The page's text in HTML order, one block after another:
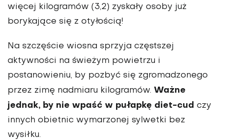
więcej kilogramów (3,2) zyskały osoby już
borykające się z otyłością!
Na szczęście wiosna sprzyja częstszej
aktywności na świeżym powietrzu i
postanowieniu, by pozbyć się zgromadzonego
przez zimę nadmiaru kilogramów. Ważne
jednak, by nie wpaść w pułapkę diet-cud czy
innych obietnic wymarzonej sylwetki bez
wysiłku.